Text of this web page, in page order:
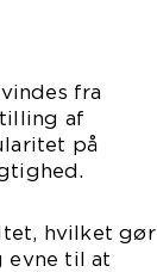
fra
af
på
hvilket gør
evne til at